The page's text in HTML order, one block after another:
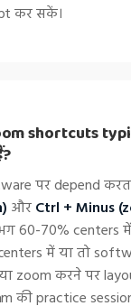
कर सकें।
shortcuts
पर depend
औरCtrl + Minus
60-70% centers
में या तो
zoom करने पर
की practice